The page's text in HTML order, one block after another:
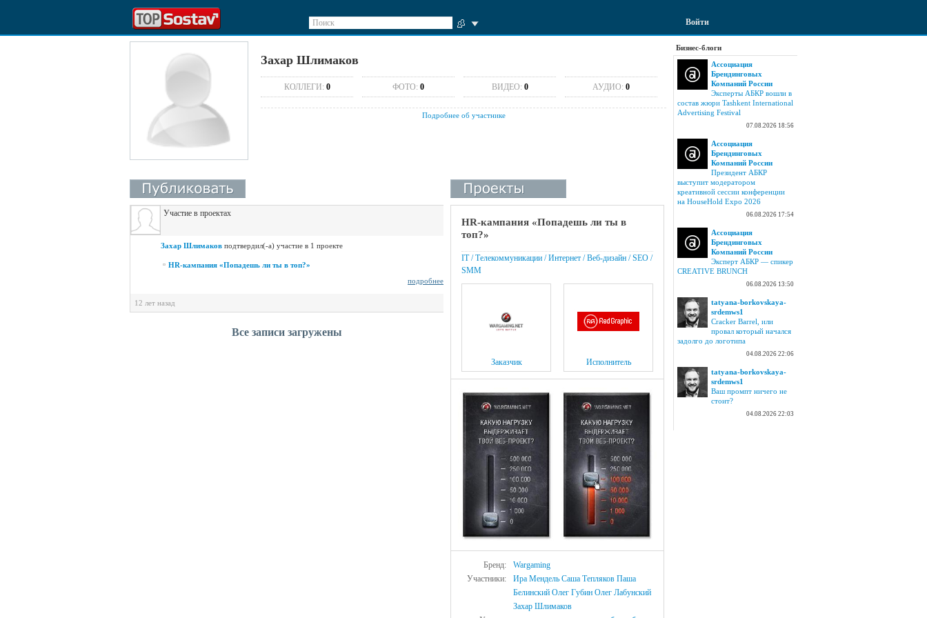
Поиск Войти
Захар Шлимаков
КОЛЛЕГИ: 0 ФОТО: 0 ВИДЕО: 0 АУДИО: 0
Подробнее об участнике
Участие в проектах
Захар Шлимаков подтвердил(-а) участие в 1 проекте
HR-кампания «Попадешь ли ты в топ?»
подробнее
12 лет назад
Все записи загружены
HR-кампания «Попадешь ли ты в
топ?»
IT / Телекоммуникации / Интернет / Веб-дизайн / SEO /
SMM
Исполнитель
Заказчик
Бренд:
Wargaming
Участники:
Ира Мендель Саша Тепляков Паша
Белинский Олег Губин Олег Лабунский
Захар Шлимаков
Бизнес-блоги
Ассоциация
Брендинговых
Компаний России
Эксперты АБКР вошли в
состав жюри Tashkent International
Advertising Festival
07.08.2026 18:56
Ассоциация
Брендинговых
Компаний России
Президент АБКР
выступит модератором
креативной сессии конференции
на HouseHold Expo 2026
06.08.2026 17:54
Ассоциация
Брендинговых
Компаний России
Эксперт АБКР — спикер
CREATIVE BRUNCH
06.08.2026 13:50
tatyana-borkovskaya-
srdemws1
Cracker Barrel, или
провал который начался
задолго до логотипа
04.08.2026 22:06
tatyana-borkovskaya-
srdemws1
Ваш промпт ничего не
стоит?
04.08.2026 22:03